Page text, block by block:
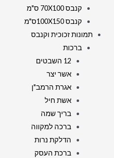
קנבס 70X100 ס"מ
קנבס 100X150ס"מ
תמונות זכוכית וקנבס
ברכות
12 השבטים
אשר יצר
אגרת הרמב"ן
אשת חיל
בריך שמה
ברכה למקווה
הדלקת נרות
ברכת העסק